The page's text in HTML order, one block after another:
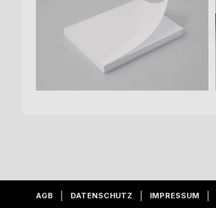
AGB DATENSCHUTZ IMPRESSUM